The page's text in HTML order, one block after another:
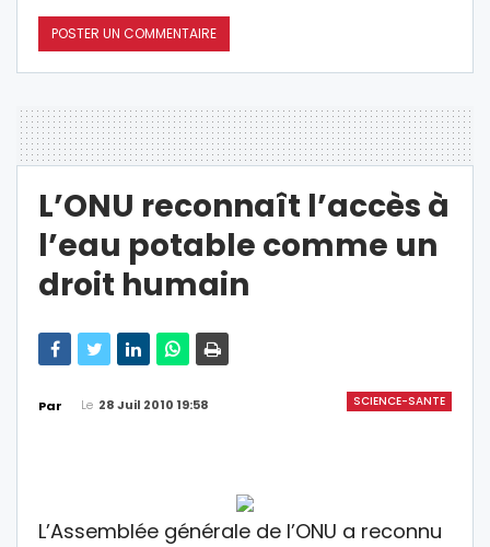
L’ONU reconnaît l’accès à
l’eau potable comme un
droit humain
SCIENCE-SANTE
Par Le 28 Juil 2010 19:58
L’Assemblée générale de l’ONU a reconnu